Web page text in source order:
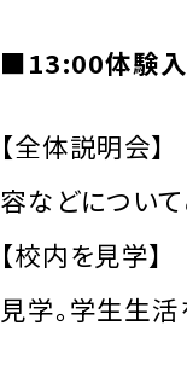
■13:00体験入
【全体説明会
容などについて
【校内を見学
見学。学生生活